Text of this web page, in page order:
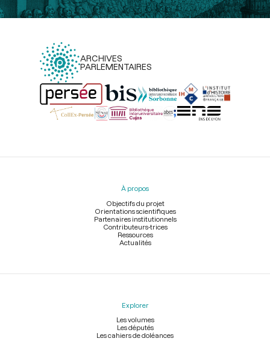
ARCHIVES
PARLEMENTAIRES
Menu
À propos
Objectifs du projet
Orientations scientifiques
Partenaires institutionnels
Contributeurs-trices
Ressources
Actualités
Explorer
Les volumes
Les députés
Les cahiers de doléances